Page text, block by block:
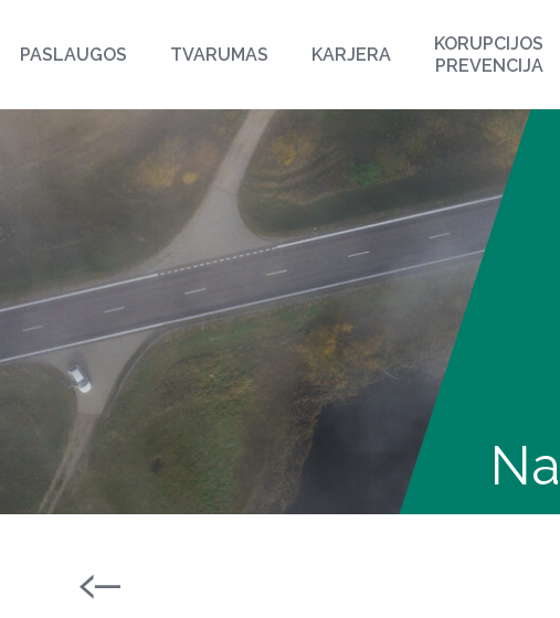
PASLAUGOS TVARUMAS KARJERA
KORUPCIJOS
PREVENCIJA